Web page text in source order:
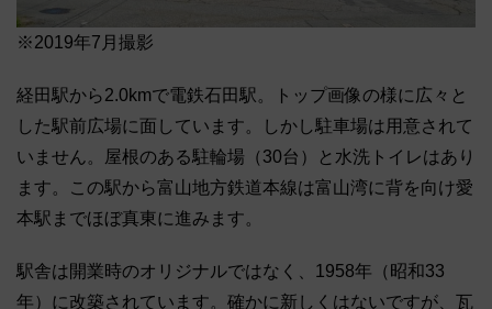
※2019年7月撮影
経田駅から2.0kmで電鉄石田駅。トップ画像の様に広々と
した駅前広場に面しています。しかし駐車場は用意されて
いません。屋根のある駐輪場（30台）と水洗トイレはあり
ます。この駅から富山地方鉄道本線は富山湾に背を向け愛
本駅までほぼ真東に進みます。
駅舎は開業時のオリジナルではなく、1958年（昭和33
年）に改築されています。確かに新しくはないですが、瓦